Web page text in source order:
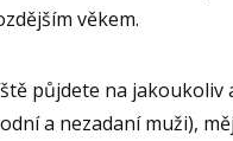
věkem.
půjdete na jakoukoliv
a nezadaní muži),